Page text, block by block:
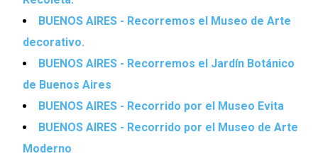
BUENOS AIRES - Recorremos el Museo de Arte
decorativo.
BUENOS AIRES - Recorremos el Jardín Botánico
de Buenos Aires
BUENOS AIRES - Recorrido por el Museo Evita
BUENOS AIRES - Recorrido por el Museo de Arte
Moderno